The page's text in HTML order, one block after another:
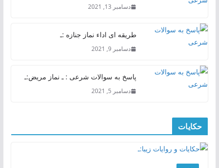
دسامبر 13, 2021
طریقه ای اداء نماز جنازه :ـ
دسامبر 9, 2021
پاسخ به سوالات شرعی : ـ نماز مریض:ـ
دسامبر 5, 2021
حکایات